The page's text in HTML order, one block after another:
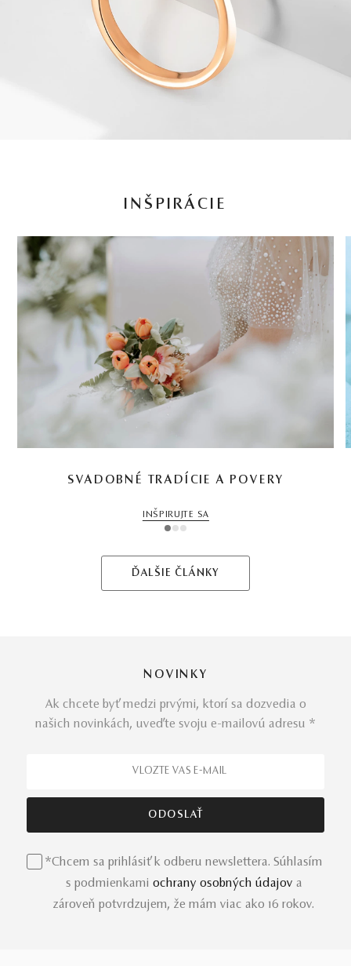
INŠPIRÁCIE
SVADOBNÉ TRADÍCIE A POVERY
INŠPIRUJTE SA
1 2 3
ĎALŠIE ČLÁNKY
NOVINKY
Ak chcete byť medzi prvými, ktorí sa dozvedia o
našich novinkách, uveďte svoju e-mailovú adresu *
*Chcem sa prihlásiť k odberu newslettera. Súhlasím
s podmienkami ochrany osobných údajov a
zároveň potvrdzujem, že mám viac ako 16 rokov.